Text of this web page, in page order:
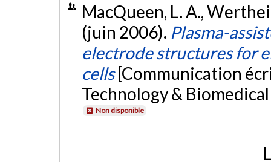
MacQueen, L. A.,
(juin 2006). Plasma-
electrode structures for
cells [Communication
Technology &
Non disponible